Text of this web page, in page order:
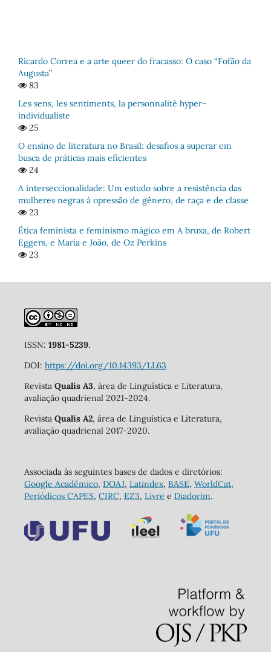
Ricardo Correa e a arte queer do fracasso: O caso “Fofão da
Augusta”
83
Les sens, les sentiments, la personnalité hyper-
individualiste
25
O ensino de literatura no Brasil: desafios a superar em
busca de práticas mais eficientes
24
A interseccionalidade: Um estudo sobre a resistência das
mulheres negras à opressão de gênero, de raça e de classe
23
Ética feminista e feminismo mágico em A bruxa, de Robert
Eggers, e Maria e João, de Oz Perkins
23
ISSN: 1981-5239.
DOI: https://doi.org/10.14393/LL63
Revista Qualis A3, área de Linguística e Literatura,
avaliação quadrienal 2021-2024.
Revista Qualis A2, área de Linguística e Literatura,
avaliação quadrienal 2017-2020.
Associada às seguintes bases de dados e diretórios:
Google Acadêmico, DOAJ, Latindex, BASE, WorldCat,
Periódicos CAPES, CIRC, EZ3, Livre e Diadorim.